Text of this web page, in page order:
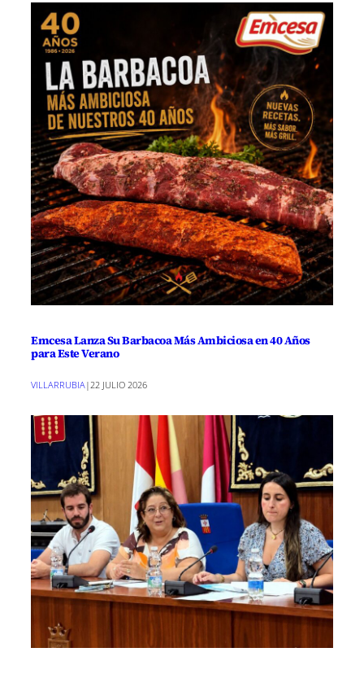
Emcesa Lanza Su Barbacoa Más Ambiciosa en 40 Años
para Este Verano
VILLARRUBIA | 22 JULIO 2026